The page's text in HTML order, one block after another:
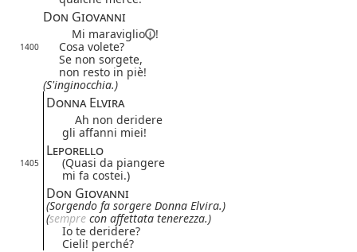
Don Giovanni
Mi maraviglio !
1400
Cosa volete?
Se non sorgete,
non resto in piè!
(S'inginocchia.)
Donna Elvira
Ah non deridere
gli affanni miei!
Leporello
1405
(Quasi da piangere
mi fa costei.)
Don Giovanni
(Sorgendo fa sorgere Donna Elvira.)
(sempre con affettata tenerezza.)
Io te deridere?
Cieli! perché?